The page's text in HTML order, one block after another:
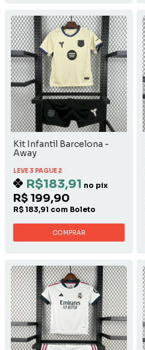
Kit Infantil Barcelona -
Away
LEVE 3 PAGUE 2
R$183,91 no pix
R$ 199,90
R$ 183,91 com Boleto
COMPRAR